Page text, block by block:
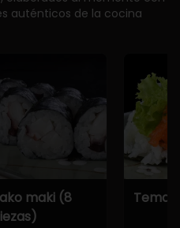
auténticos de la cocina
maki (8